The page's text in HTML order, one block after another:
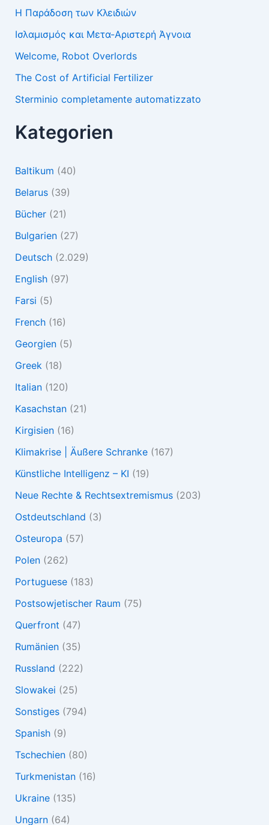
Η Παράδοση των Κλειδιών
Ισλαμισμός και Μετα-Αριστερή Άγνοια
Welcome, Robot Overlords
The Cost of Artificial Fertilizer
Sterminio completamente automatizzato
Kategorien
Baltikum (40)
Belarus(39)
Bücher(21)
Bulgarien(27)
Deutsch(2.029)
English(97)
Farsi (5)
French(16)
Georgien(5)
Greek(18)
Italian(120)
Kasachstan(21)
Kirgisien(16)
Klimakrise | Äußere Schranke(167)
Künstliche Intelligenz – KI (19)
Neue Rechte & Rechtsextremismus(203)
Ostdeutschland (3)
Osteuropa (57)
Polen(262)
Portuguese(183)
Postsowjetischer Raum (75)
Querfront (47)
Rumänien(35)
Russland (222)
Slowakei (25)
Sonstiges(794)
Spanish(9)
Tschechien(80)
Turkmenistan(16)
Ukraine(135)
Ungarn(64)